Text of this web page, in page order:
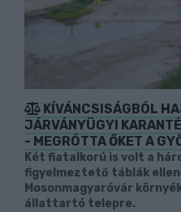
KÍVÁNCSISÁGBÓL
JÁRVÁNYÜGYI
- MEGRÓTTA ŐKET A
Két fiatalkorú is volt a
figyelmeztető táblák
Mosonmagyaróvár
állattartó telepre.